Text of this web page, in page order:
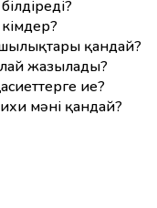
қандай?
жазылады?
ие?
мәні қандай?